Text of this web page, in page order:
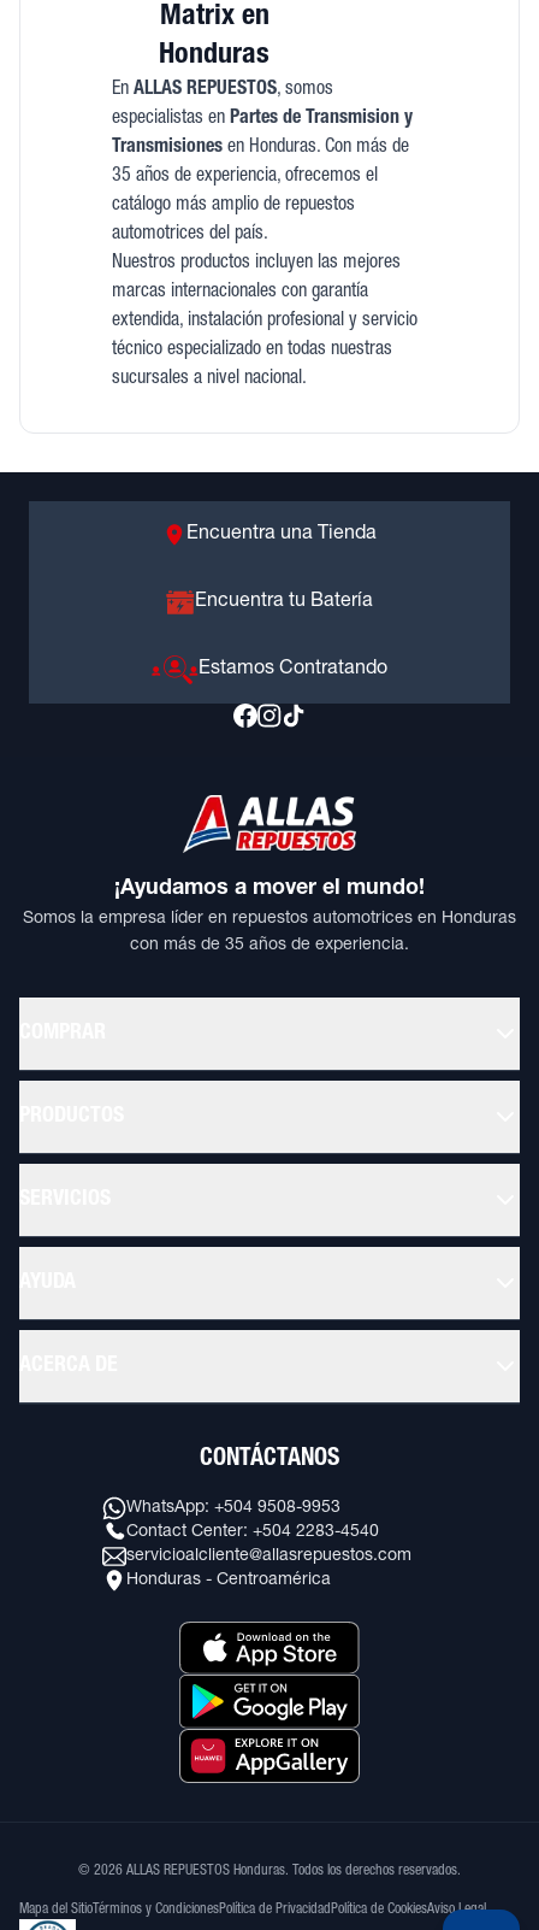
Matrix en
Honduras
En ALLAS REPUESTOS, somos
especialistas en Partes de Transmision y
Transmisionesen Honduras. Con más de
35 años de experiencia, ofrecemos el
catálogo más amplio de repuestos
automotrices del país.
Nuestros productos incluyen las mejores
marcas internacionales con garantía
extendida, instalación profesional y servicio
técnico especializado en todas nuestras
sucursales a nivel nacional.
Encuentra una Tienda
Encuentra tu Batería
Estamos Contratando
¡Ayudamos a mover el mundo!
Somos la empresa líder en repuestos automotrices en Honduras
con más de 35 años de experiencia.
CONTÁCTANOS
WhatsApp: +504 9508-9953
Contact Center: +504 2283-4540
servicioalcliente@allasrepuestos.com
Honduras - Centroamérica
© 2026 ALLAS REPUESTOS Honduras. Todos los derechos reservados.
Mapa del Sitio Términos y CondicionesPolítica de Privacidad Política de CookiesAviso Legal